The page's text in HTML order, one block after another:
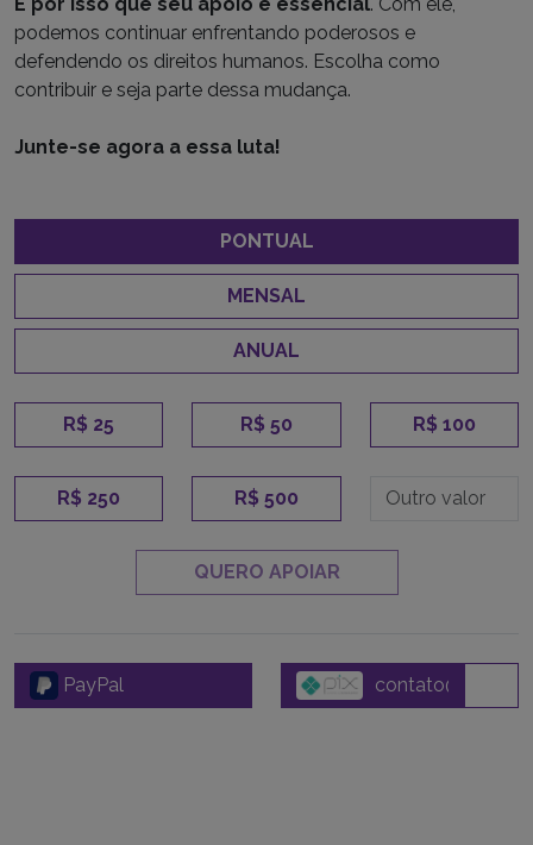
podemos continuar enfrentando poderosos e
defendendo os direitos humanos. Escolha como
contribuir e seja parte dessa mudança.
Junte-se agora a essa luta!
PONTUAL
MENSAL
ANUAL
R$ 25 R$ 50 R$ 100
R$ 250 R$ 500
QUERO APOIAR
PayPal